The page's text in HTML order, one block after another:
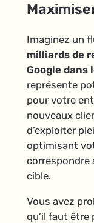
Imaginez un
milliards de
Google dans
représente
pour votre
nouveaux
d’exploiter
optimisant
correspondre
cible.
Vous avez
qu’il faut être